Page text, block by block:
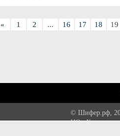
« 1 2 ... 16 17 18 19
© Шифер.рф,
НО